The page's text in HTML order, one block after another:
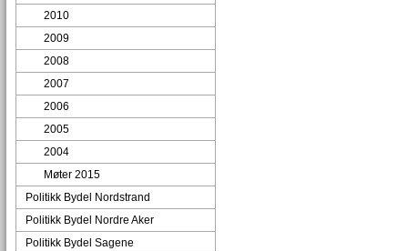
2010
2009
2008
2007
2006
2005
2004
Møter 2015
Politikk Bydel Nordstrand
Politikk Bydel Nordre Aker
Politikk Bydel Sagene